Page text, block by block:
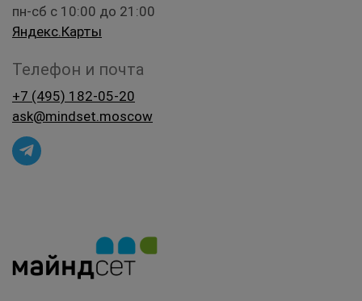
пн-сб с 10:00 до 21:00
Яндекс.Карты
Телефон и почта
+7 (495) 182-05-20
ask@mindset.moscow